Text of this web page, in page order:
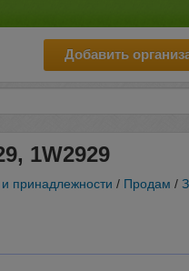
Добавить
1W2929
принадлежности / Продам /